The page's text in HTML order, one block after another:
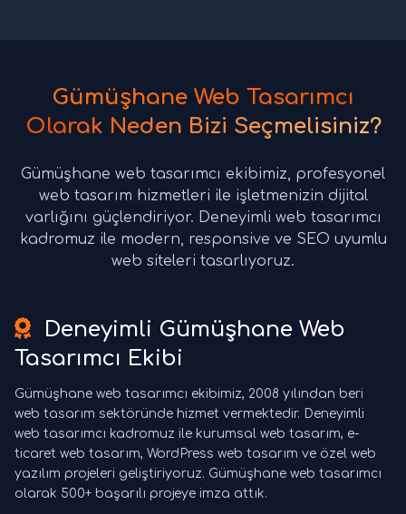
Gümüşhane Web Tasarımcı
Olarak Neden Bizi Seçmelisiniz?
Gümüşhane web tasarımcı ekibimiz, profesyonel
web tasarım hizmetleri ile işletmenizin dijital
varlığını güçlendiriyor. Deneyimli web tasarımcı
kadromuz ile modern, responsive ve SEO uyumlu
web siteleri tasarlıyoruz.
Deneyimli Gümüşhane Web
Tasarımcı Ekibi
Gümüşhane web tasarımcı ekibimiz, 2008 yılından beri
web tasarım sektöründe hizmet vermektedir. Deneyimli
web tasarımcı kadromuz ile kurumsal web tasarım, e-
ticaret web tasarım, WordPress web tasarım ve özel web
yazılım projeleri geliştiriyoruz. Gümüşhane web tasarımcı
olarak 500+ başarılı projeye imza attık.